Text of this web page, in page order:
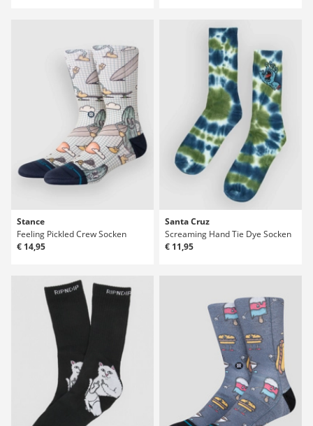
Stance
Feeling Pickled Crew Socken
€ 14,95
Santa Cruz
Screaming Hand Tie Dye Socken
€ 11,95